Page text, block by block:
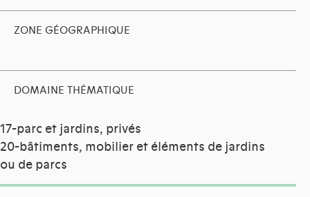
ZONE GÉOGRAPHIQUE
DOMAINE THÉMATIQUE
17-parc et jardins, privés
20-bâtiments, mobilier et éléments de jardins
ou de parcs